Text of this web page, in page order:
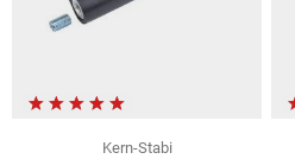
Kern-Stabi